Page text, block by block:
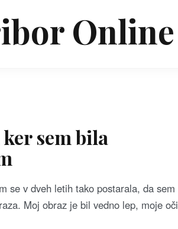
Online
sem bila
se v dveh letih tako postarala, da sem
Moj obraz je bil vedno lep, moje oči